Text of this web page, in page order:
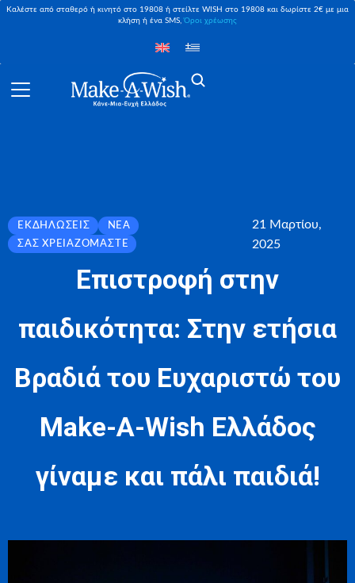
Καλέστε από σταθερό ή κινητό στο 19808 ή στείλτε WISH στο 19808 και δωρίστε 2€ με μια
κλήση ή ένα SMS,Όροι χρέωσης
ΕΚΔΗΛΏΣΕΙΣ
ΝΈΑ
ΣΑΣ ΧΡΕΙΑΖΌΜΑΣΤΕ
21 Μαρτίου,
2025
Επιστροφή στην
παιδικότητα: Στην ετήσια
Βραδιά του Ευχαριστώ του
Make-A-Wish Ελλάδος
γίναμε και πάλι παιδιά!